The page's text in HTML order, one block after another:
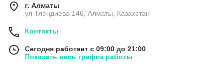
г. Алматы
ул Тлендиева 146, Алматы, Казахстан
Контакты
Сегодня работает с 09:00 до 21:00
Показать весь график работы